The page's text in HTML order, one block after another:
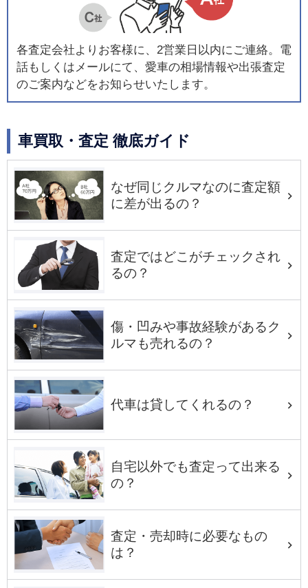
各査定会社よりお客様に、2営業日以内にご連絡。電
話もしくはメールにて、愛車の相場情報や出張査定
のご案内などをお知らせいたします。
車買取・査定 徹底ガイド
なぜ同じクルマなのに査定額
に差が出るの？
査定ではどこがチェックされ
るの？
傷・凹みや事故経験があるク
ルマも売れるの？
代車は貸してくれるの？
自宅以外でも査定って出来る
の？
査定・売却時に必要なもの
は？